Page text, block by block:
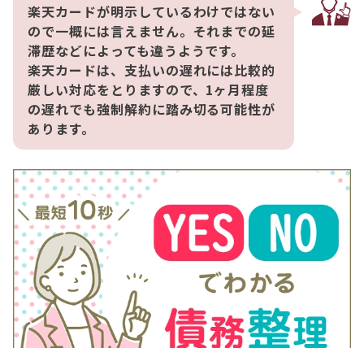
楽天カードが明示しているわけではない
ので一概には言えません。それまでの延
滞歴などによっても違うようです。
楽天カードは、支払いの遅れには比較的
厳しい対応をとりますので、1ヶ月程度
の遅れでも強制解約に踏み切る可能性が
あります。